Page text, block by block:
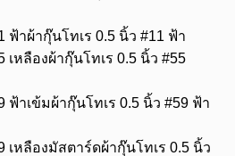
ผ้ากุ๊นโทเร 0.5 นิ้ว #11 ฟ้า
ผ้ากุ๊นโทเร 0.5 นิ้ว #55
ผ้ากุ๊นโทเร 0.5 นิ้ว #59 ฟ้า
ผ้ากุ๊นโทเร 0.5 นิ้ว